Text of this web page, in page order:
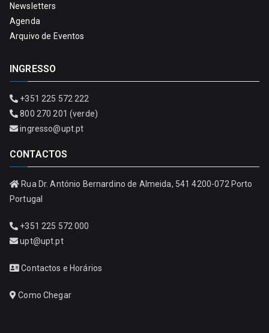
Newsletters
Agenda
Arquivo de Eventos
INGRESSO
+351 225 572 222
800 270 201 (verde)
ingresso@upt.pt
CONTACTOS
Rua Dr. António Bernardino de Almeida, 541 4200-072 Porto
Portugal
+351 225 572 000
upt@upt.pt
Contactos e Horários
Como Chegar